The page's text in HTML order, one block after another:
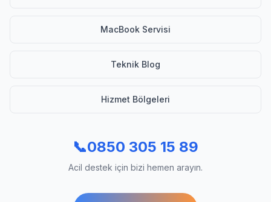
MacBook Servisi
Teknik Blog
Hizmet Bölgeleri
📞0850 305 15 89
Acil destek için bizi hemen arayın.